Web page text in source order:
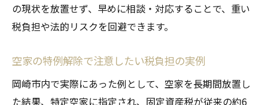
の現状を放置せず、早めに相談・対応することで、重い
税負担や法的リスクを回避できます。
空家の特例解除で注意したい税負担の実例
岡崎市内で実際にあった例として、空家を長期間放置し
た結果、特定空家に指定され、固定資産税が従来の約6